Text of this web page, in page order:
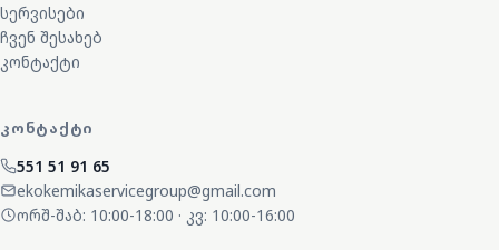
სერვისები
ჩვენ შესახებ
კონტაქტი
ᲙᲝᲜᲢᲐᲥᲢᲘ
551 51 91 65
ekokemikaservicegroup@gmail.com
ორშ-შაბ: 10:00-18:00 · კვ: 10:00-16:00